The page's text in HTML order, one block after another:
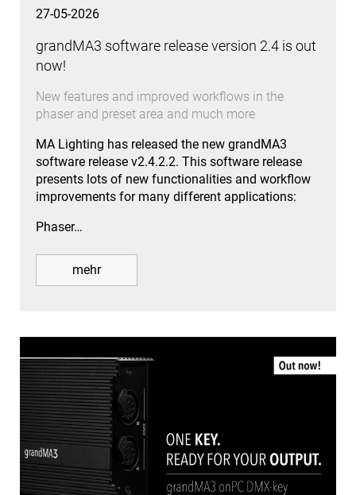
27-05-2026
grandMA3 software release version 2.4 is out
now!
New features and improved workflows in the
phaser and preset area and much more
MA Lighting has released the new grandMA3
software release v2.4.2.2. This software release
presents lots of new functionalities and workflow
improvements for many different applications:
Phaser…
mehr